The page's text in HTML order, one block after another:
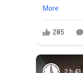
More
285
2 h 43